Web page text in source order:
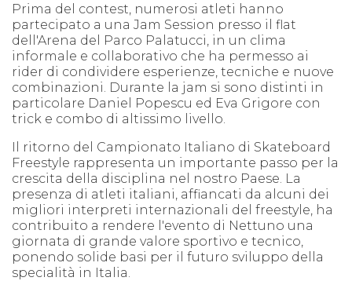
Prima del contest, numerosi atleti hanno
partecipato a una Jam Session presso il flat
dell'Arena del Parco Palatucci, in un clima
informale e collaborativo che ha permesso ai
rider di condividere esperienze, tecniche e nuove
combinazioni. Durante la jam si sono distinti in
particolare Daniel Popescu ed Eva Grigore con
trick e combo di altissimo livello.
Il ritorno del Campionato Italiano di Skateboard
Freestyle rappresenta un importante passo per la
crescita della disciplina nel nostro Paese. La
presenza di atleti italiani, affiancati da alcuni dei
migliori interpreti internazionali del freestyle, ha
contribuito a rendere l'evento di Nettuno una
giornata di grande valore sportivo e tecnico,
ponendo solide basi per il futuro sviluppo della
specialità in Italia.